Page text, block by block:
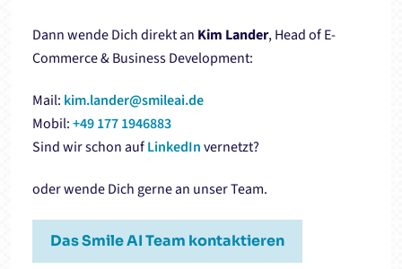
Dann wende Dich direkt an Kim Lander, Head of E-
Commerce & Business Development:
Mail: kim.lander@smileai.de
Mobil:+49 177 1946883
Sind wir schon aufLinkedInvernetzt?
oder wende Dich gerne an unser Team.
Das Smile AI Team kontaktieren